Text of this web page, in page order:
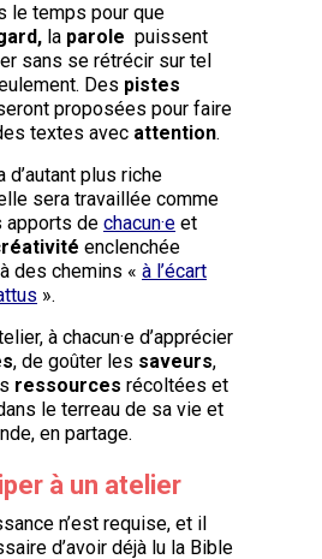
le temps pour que
la parole puissent
sans se rétrécir sur tel
Des pistes
proposées pour faire
textes avec attention.
d’autant plus riche
sera travaillée comme
apports de chacun·e et
enclenchée
des chemins « à l’écart
».
à chacun·e d’apprécier
, de goûter les saveurs,
ressources récoltées et
le terreau de sa vie et
en partage.
à un atelier
n’est requise, et il
d’avoir déjà lu la Bible